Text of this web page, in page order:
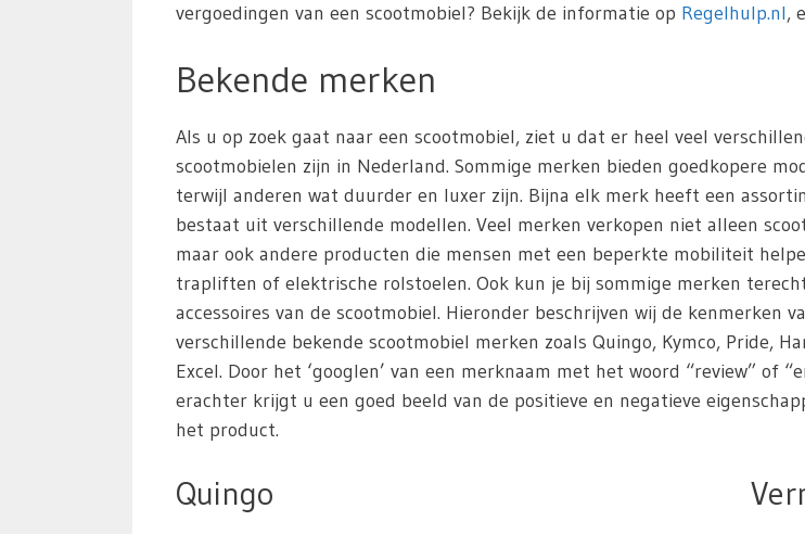
vergoedingen van een scootmobiel? Bekijk de informatie op Regelhulp.nl,
Bekende merken
Als u op zoek gaat naar een scootmobiel, ziet u dat er heel veel
scootmobielen zijn in Nederland. Sommige merken bieden goedkopere
terwijl anderen wat duurder en luxer zijn. Bijna elk merk heeft een
bestaat uit verschillende modellen. Veel merken verkopen niet alleen
maar ook andere producten die mensen met een beperkte mobiliteit
trapliften of elektrische rolstoelen. Ook kun je bij sommige merken
accessoires van de scootmobiel. Hieronder beschrijven wij de kenmerken
verschillende bekende scootmobiel merken zoals Quingo, Kymco, Pride,
Excel. Door het ‘googlen’ van een merknaam met het woord “review” of
erachter krijgt u een goed beeld van de positieve en negatieve
het product.
Quingo